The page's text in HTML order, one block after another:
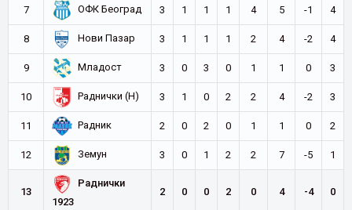
7 ОФК Београд 3 1 1 1 4 5 -1 4
8 Нови Пазар 3 1 1 1 2 4 -2 4
9 Младост 3 0 3 0 1 1 0 3
10 Раднички (Н) 3 1 0 2 2 4 -2 3
11 Радник 2 0 2 0 1 1 0 2
12 Земун 3 0 1 2 2 7 -5 1
13
Раднички
1923
2 0 0 2 0 4 -4 0